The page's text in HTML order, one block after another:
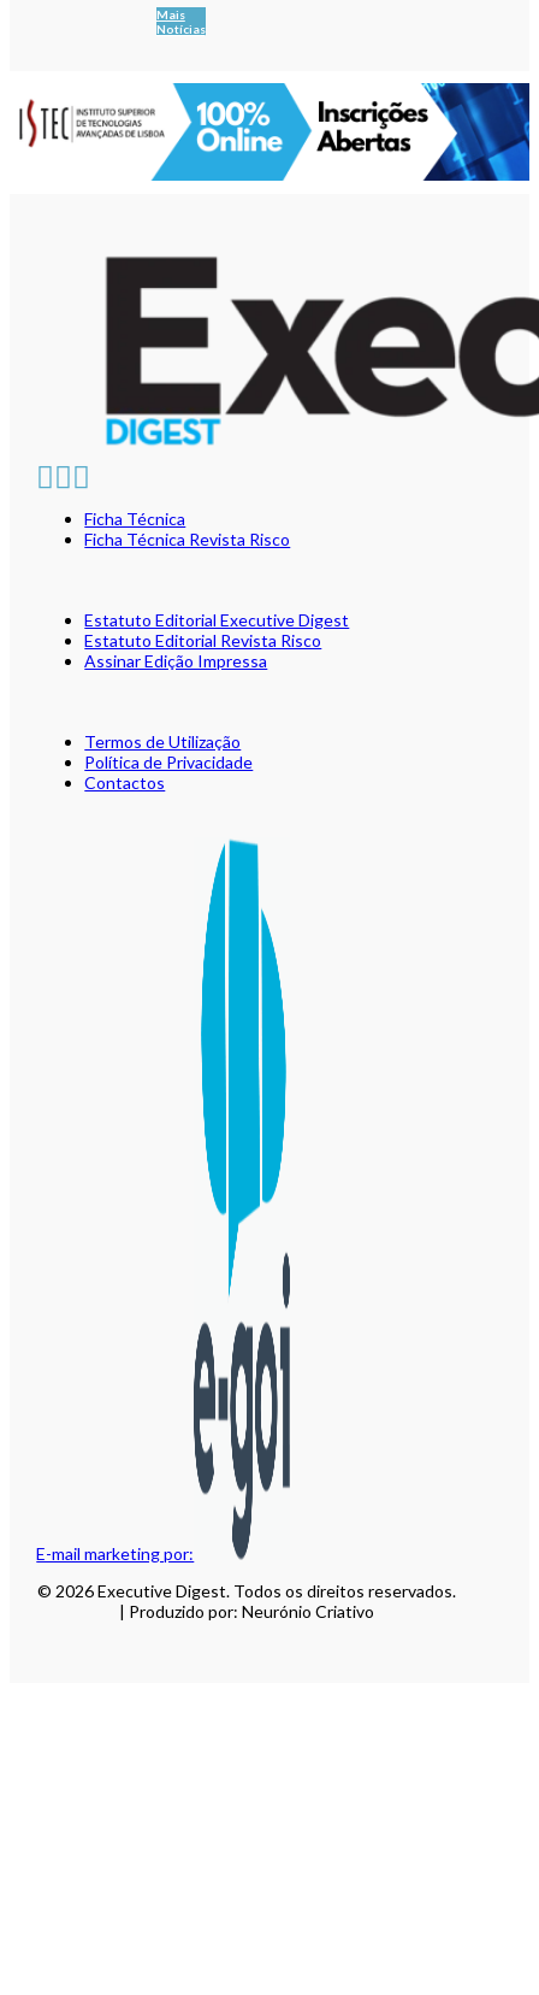
Mais
Notícias
E-mail marketing por:
Ficha Técnica
Ficha Técnica Revista Risco
Estatuto Editorial Executive Digest
Estatuto Editorial Revista Risco
Assinar Edição Impressa
Termos de Utilização
Política de Privacidade
Contactos
© 2026 Executive Digest. Todos os direitos reservados.
| Produzido por: Neurónio Criativo